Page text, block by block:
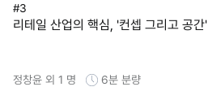
#3
리테일 산업의 핵심, '컨셉 그리고 공간'
정창윤 외 1 명 6분 분량